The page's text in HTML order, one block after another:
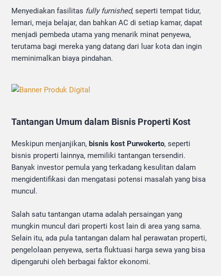
Menyediakan fasilitas fully furnished, seperti tempat tidur,
lemari, meja belajar, dan bahkan AC di setiap kamar, dapat
menjadi pembeda utama yang menarik minat penyewa,
terutama bagi mereka yang datang dari luar kota dan ingin
meminimalkan biaya pindahan.
Tantangan Umum dalam Bisnis Properti Kost
Meskipun menjanjikan, bisnis kost Purwokerto, seperti
bisnis properti lainnya, memiliki tantangan tersendiri.
Banyak investor pemula yang terkadang kesulitan dalam
mengidentifikasi dan mengatasi potensi masalah yang bisa
muncul.
Salah satu tantangan utama adalah persaingan yang
mungkin muncul dari properti kost lain di area yang sama.
Selain itu, ada pula tantangan dalam hal perawatan properti,
pengelolaan penyewa, serta fluktuasi harga sewa yang bisa
dipengaruhi oleh berbagai faktor ekonomi.